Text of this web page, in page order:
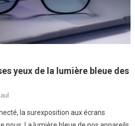
yeux de la lumière bleue des
la surexposition aux écrans